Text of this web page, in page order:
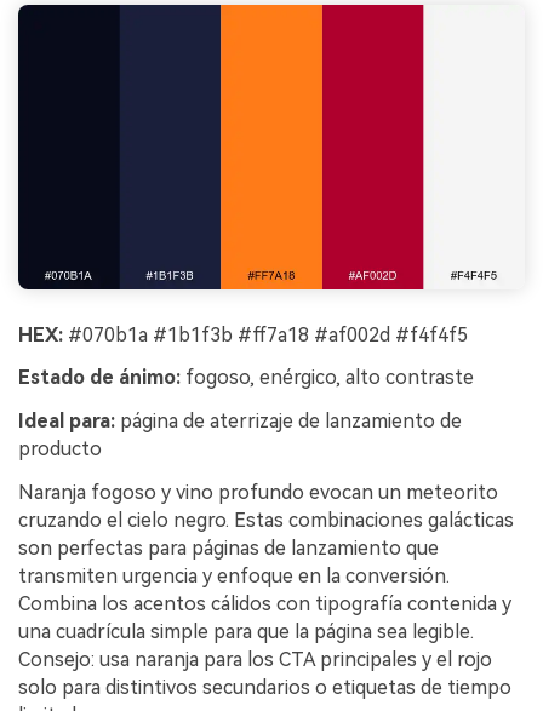
HEX: #070b1a #1b1f3b #ff7a18 #af002d #f4f4f5
Estado de ánimo: fogoso, enérgico, alto contraste
Ideal para: página de aterrizaje de lanzamiento de
producto
Naranja fogoso y vino profundo evocan un meteorito
cruzando el cielo negro. Estas combinaciones galácticas
son perfectas para páginas de lanzamiento que
transmiten urgencia y enfoque en la conversión.
Combina los acentos cálidos con tipografía contenida y
una cuadrícula simple para que la página sea legible.
Consejo: usa naranja para los CTA principales y el rojo
solo para distintivos secundarios o etiquetas de tiempo